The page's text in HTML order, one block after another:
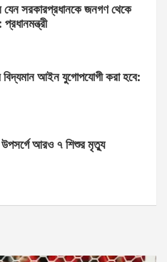
সরকারপ্রধানকে জনগণ থেকে
বিদ্যমান আইন যুগোপযোগী করা হবে:
উপসর্গে আরও ৭ শিশুর মৃত্যু